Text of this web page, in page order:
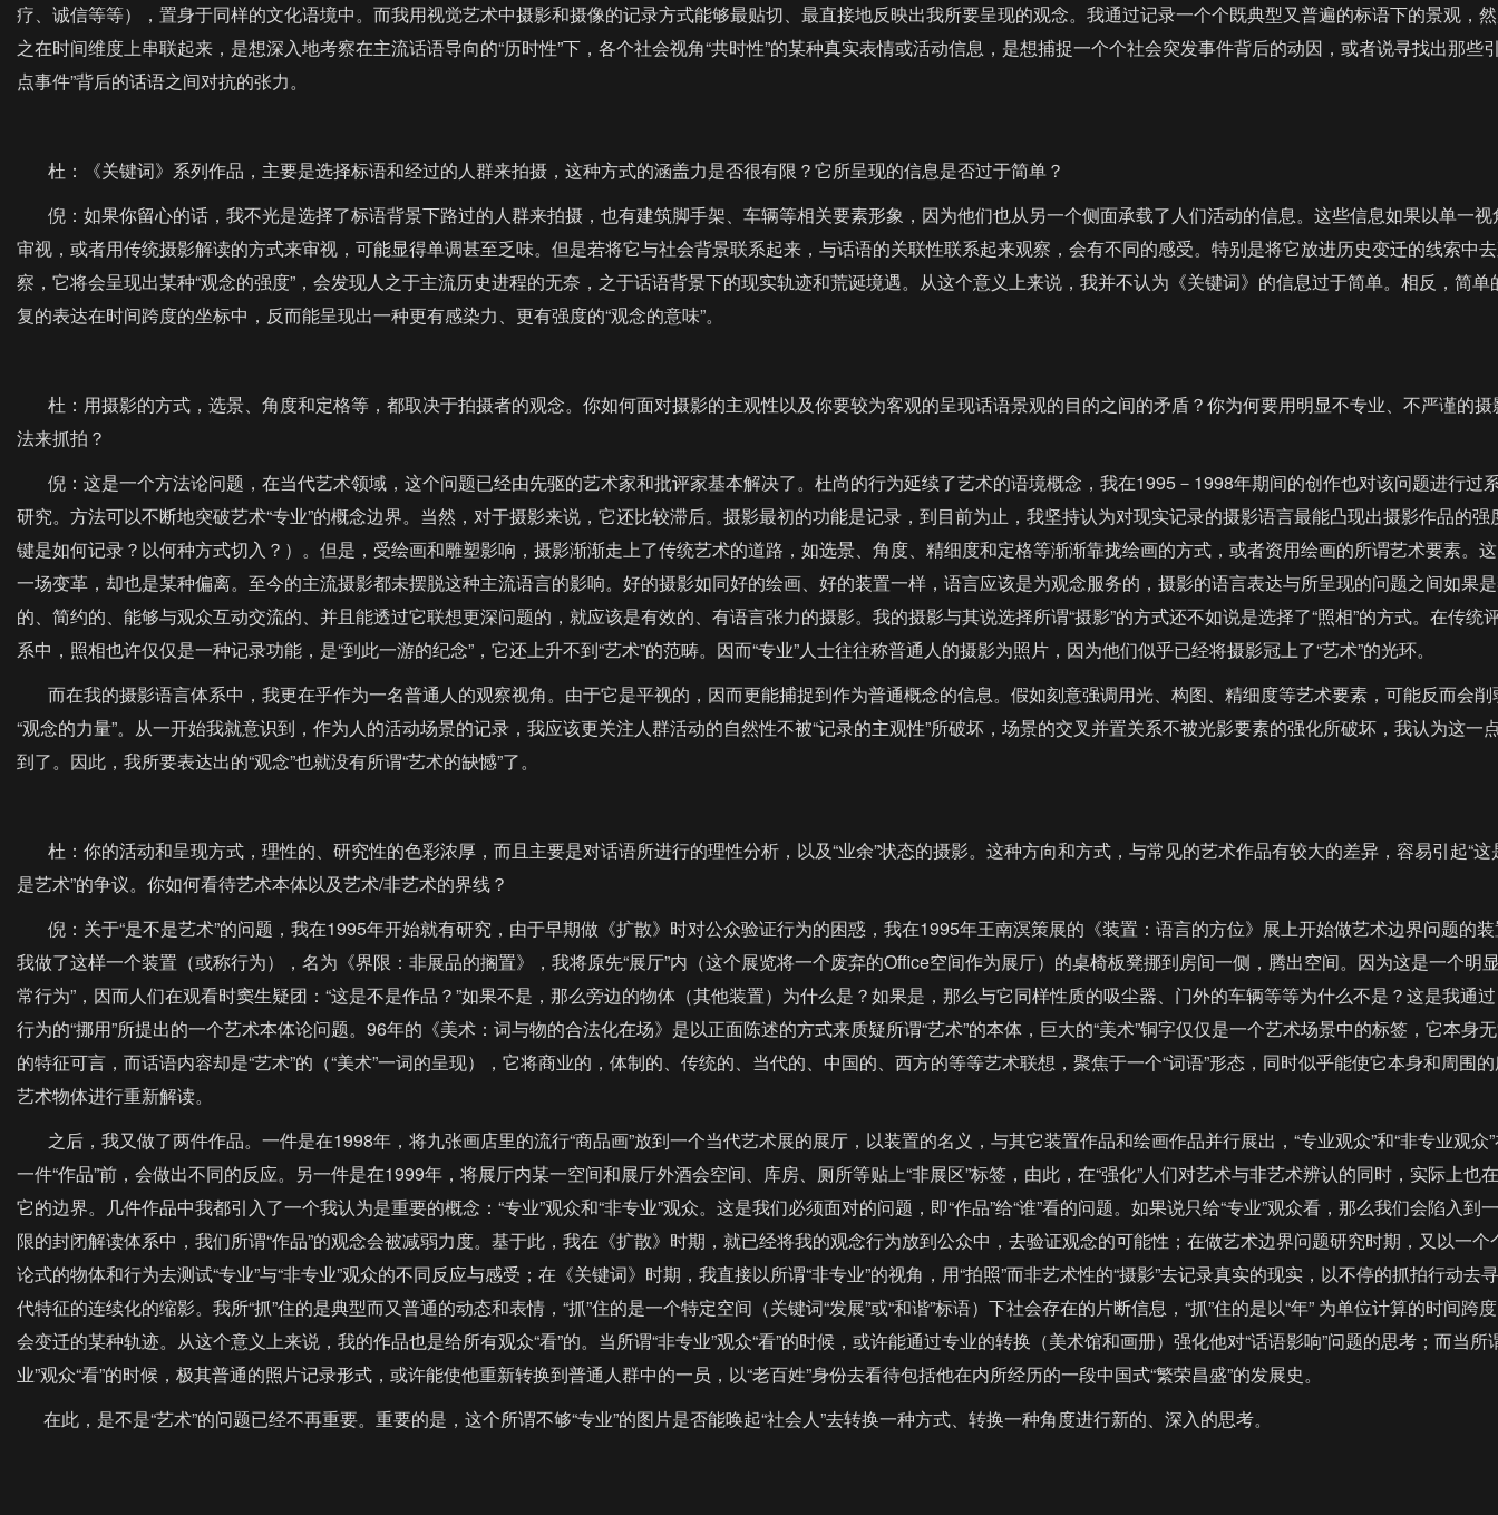
疗、诚信等等），置身于同样的文化语境中。而我用视觉艺术中摄影和摄像的记录方式能够最贴切、最直接地反映出我所要呈现的观念。我通过记录一个个既典型又普遍的标语下的景观，
之在时间维度上串联起来，是想深入地考察在主流话语导向的“历时性”下，各个社会视角“共时性”的某种真实表情或活动信息，是想捕捉一个个社会突发事件背后的动因，或者说寻找出那些
点事件”背后的话语之间对抗的张力。
杜：《关键词》系列作品，主要是选择标语和经过的人群来拍摄，这种方式的涵盖力是否很有限？它所呈现的信息是否过于简单？
倪：如果你留心的话，我不光是选择了标语背景下路过的人群来拍摄，也有建筑脚手架、车辆等相关要素形象，因为他们也从另一个侧面承载了人们活动的信息。这些信息如果以单一视
审视，或者用传统摄影解读的方式来审视，可能显得单调甚至乏味。但是若将它与社会背景联系起来，与话语的关联性联系起来观察，会有不同的感受。特别是将它放进历史变迁的线索中
察，它将会呈现出某种“观念的强度”，会发现人之于主流历史进程的无奈，之于话语背景下的现实轨迹和荒诞境遇。从这个意义上来说，我并不认为《关键词》的信息过于简单。相反，简单
复的表达在时间跨度的坐标中，反而能呈现出一种更有感染力、更有强度的“观念的意味”。
杜：用摄影的方式，选景、角度和定格等，都取决于拍摄者的观念。你如何面对摄影的主观性以及你要较为客观的呈现话语景观的目的之间的矛盾？你为何要用明显不专业、不严谨的摄
法来抓拍？
倪：这是一个方法论问题，在当代艺术领域，这个问题已经由先驱的艺术家和批评家基本解决了。杜尚的行为延续了艺术的语境概念，我在1995－1998年期间的创作也对该问题进行过
研究。方法可以不断地突破艺术“专业”的概念边界。当然，对于摄影来说，它还比较滞后。摄影最初的功能是记录，到目前为止，我坚持认为对现实记录的摄影语言最能凸现出摄影作品的强
键是如何记录？以何种方式切入？）。但是，受绘画和雕塑影响，摄影渐渐走上了传统艺术的道路，如选景、角度、精细度和定格等渐渐靠拢绘画的方式，或者资用绘画的所谓艺术要素。
一场变革，却也是某种偏离。至今的主流摄影都未摆脱这种主流语言的影响。好的摄影如同好的绘画、好的装置一样，语言应该是为观念服务的，摄影的语言表达与所呈现的问题之间如果
的、简约的、能够与观众互动交流的、并且能透过它联想更深问题的，就应该是有效的、有语言张力的摄影。我的摄影与其说选择所谓“摄影”的方式还不如说是选择了“照相”的方式。在传统
系中，照相也许仅仅是一种记录功能，是“到此一游的纪念”，它还上升不到“艺术”的范畴。因而“专业”人士往往称普通人的摄影为照片，因为他们似乎已经将摄影冠上了“艺术”的光环。
而在我的摄影语言体系中，我更在乎作为一名普通人的观察视角。由于它是平视的，因而更能捕捉到作为普通概念的信息。假如刻意强调用光、构图、精细度等艺术要素，可能反而会削
“观念的力量”。从一开始我就意识到，作为人的活动场景的记录，我应该更关注人群活动的自然性不被“记录的主观性”所破坏，场景的交叉并置关系不被光影要素的强化所破坏，我认为这一
到了。因此，我所要表达出的“观念”也就没有所谓“艺术的缺憾”了。
杜：你的活动和呈现方式，理性的、研究性的色彩浓厚，而且主要是对话语所进行的理性分析，以及“业余”状态的摄影。这种方向和方式，与常见的艺术作品有较大的差异，容易引起“这
是艺术”的争议。你如何看待艺术本体以及艺术/非艺术的界线？
倪：关于“是不是艺术”的问题，我在1995年开始就有研究，由于早期做《扩散》时对公众验证行为的困惑，我在1995年王南溟策展的《装置：语言的方位》展上开始做艺术边界问题的
我做了这样一个装置（或称行为），名为《界限：非展品的搁置》，我将原先“展厅”内（这个展览将一个废弃的Office空间作为展厅）的桌椅板凳挪到房间一侧，腾出空间。因为这是一个明
常行为”，因而人们在观看时窦生疑团：“这是不是作品？”如果不是，那么旁边的物体（其他装置）为什么是？如果是，那么与它同样性质的吸尘器、门外的车辆等等为什么不是？这是我通
行为的“挪用”所提出的一个艺术本体论问题。96年的《美术：词与物的合法化在场》是以正面陈述的方式来质疑所谓“艺术”的本体，巨大的“美术”铜字仅仅是一个艺术场景中的标签，它本身无
的特征可言，而话语内容却是“艺术”的（“美术”一词的呈现），它将商业的，体制的、传统的、当代的、中国的、西方的等等艺术联想，聚焦于一个“词语”形态，同时似乎能使它本身和周围
艺术物体进行重新解读。
之后，我又做了两件作品。一件是在1998年，将九张画店里的流行“商品画”放到一个当代艺术展的展厅，以装置的名义，与其它装置作品和绘画作品并行展出，“专业观众”和“非专业观众
一件“作品”前，会做出不同的反应。另一件是在1999年，将展厅内某一空间和展厅外酒会空间、库房、厕所等贴上“非展区”标签，由此，在“强化”人们对艺术与非艺术辨认的同时，实际上也
它的边界。几件作品中我都引入了一个我认为是重要的概念：“专业”观众和“非专业”观众。这是我们必须面对的问题，即“作品”给“谁”看的问题。如果说只给“专业”观众看，那么我们会陷入到
限的封闭解读体系中，我们所谓“作品”的观念会被减弱力度。基于此，我在《扩散》时期，就已经将我的观念行为放到公众中，去验证观念的可能性；在做艺术边界问题研究时期，又以一个
论式的物体和行为去测试“专业”与“非专业”观众的不同反应与感受；在《关键词》时期，我直接以所谓“非专业”的视角，用“拍照”而非艺术性的“摄影”去记录真实的现实，以不停的抓拍行动去
代特征的连续化的缩影。我所“抓”住的是典型而又普通的动态和表情，“抓”住的是一个特定空间（关键词“发展”或“和谐”标语）下社会存在的片断信息，“抓”住的是以“年” 为单位计算的时间跨
会变迁的某种轨迹。从这个意义上来说，我的作品也是给所有观众“看”的。当所谓“非专业”观众“看”的时候，或许能通过专业的转换（美术馆和画册）强化他对“话语影响”问题的思考；而当所
业”观众“看”的时候，极其普通的照片记录形式，或许能使他重新转换到普通人群中的一员，以“老百姓”身份去看待包括他在内所经历的一段中国式“繁荣昌盛”的发展史。
在此，是不是“艺术”的问题已经不再重要。重要的是，这个所谓不够“专业”的图片是否能唤起“社会人”去转换一种方式、转换一种角度进行新的、深入的思考。